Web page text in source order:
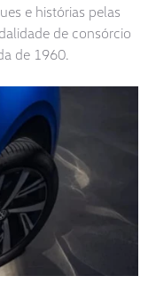
e histórias pelas
de consórcio
de 1960.